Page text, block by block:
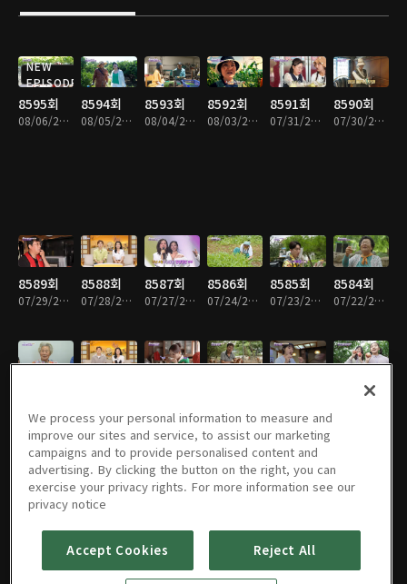
NEW
EPISODE
8595회
08/06/2026 • 59분
8594회
08/05/2026 • 58분
8593회
08/04/2026 • 58분
8592회
08/03/2026 • 59분
8591회
07/31/2026 • 58분
8590회
07/30/2026 • 59분
8589회
07/29/2026 • 58분
8588회
07/28/2026 • 59분
8587회
07/27/2026 • 59분
8586회
07/24/2026 • 59분
8585회
07/23/2026 • 59분
8584회
07/22/2026 • 59분
8578회
8577회
07/13/2026 • 59분
8576회 8575회 8574회 8573회 8572회
We process your personal information to measure and
improve our sites and service, to assist our marketing
campaigns and to provide personalised content and
advertising. By clicking the button on the right, you can
exercise your privacy rights. For more information see our
privacy notice
Accept Cookies Reject All